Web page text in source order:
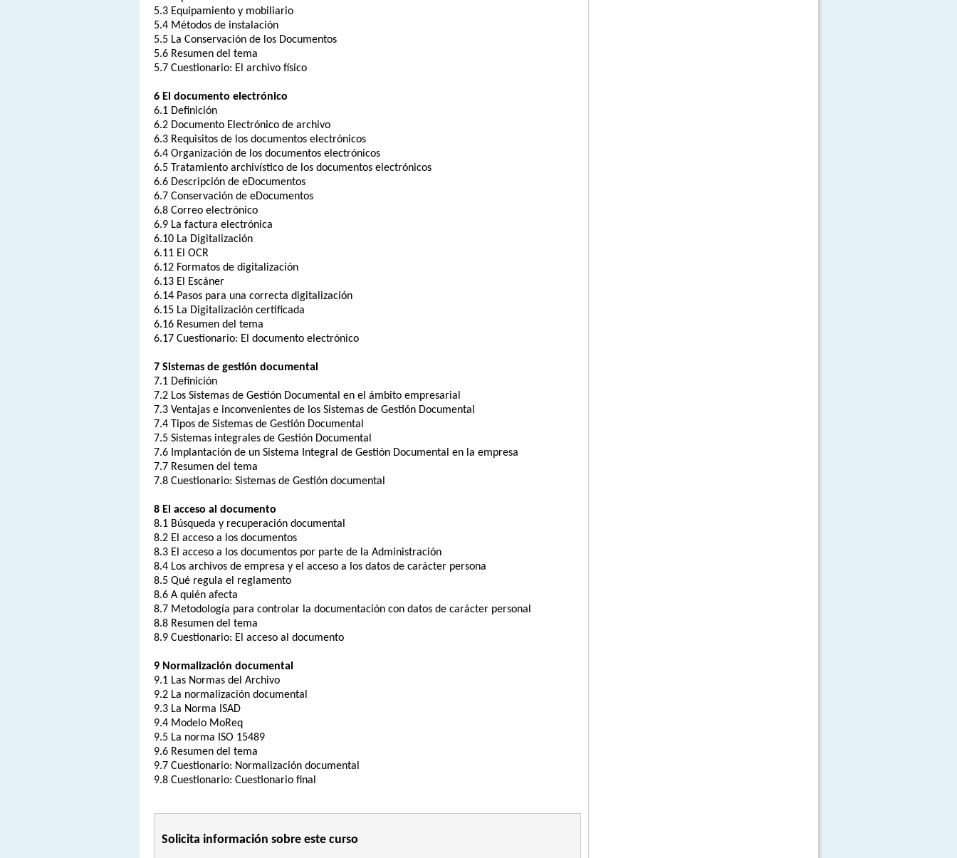
5.3 Equipamiento y mobiliario
5.4 Métodos de instalación
5.5 La Conservación de los Documentos
5.6 Resumen del tema
5.7 Cuestionario: El archivo físico
6 El documento electrónico
6.1 Definición
6.2 Documento Electrónico de archivo
6.3 Requisitos de los documentos electrónicos
6.4 Organización de los documentos electrónicos
6.5 Tratamiento archivístico de los documentos electrónicos
6.6 Descripción de eDocumentos
6.7 Conservación de eDocumentos
6.8 Correo electrónico
6.9 La factura electrónica
6.10 La Digitalización
6.11 El OCR
6.12 Formatos de digitalización
6.13 El Escáner
6.14 Pasos para una correcta digitalización
6.15 La Digitalización certificada
6.16 Resumen del tema
6.17 Cuestionario: El documento electrónico
7 Sistemas de gestión documental
7.1 Definición
7.2 Los Sistemas de Gestión Documental en el ámbito empresarial
7.3 Ventajas e inconvenientes de los Sistemas de Gestión Documental
7.4 Tipos de Sistemas de Gestión Documental
7.5 Sistemas integrales de Gestión Documental
7.6 Implantación de un Sistema Integral de Gestión Documental en la empresa
7.7 Resumen del tema
7.8 Cuestionario: Sistemas de Gestión documental
8 El acceso al documento
8.1 Búsqueda y recuperación documental
8.2 El acceso a los documentos
8.3 El acceso a los documentos por parte de la Administración
8.4 Los archivos de empresa y el acceso a los datos de carácter persona
8.5 Qué regula el reglamento
8.6 A quién afecta
8.7 Metodología para controlar la documentación con datos de carácter personal
8.8 Resumen del tema
8.9 Cuestionario: El acceso al documento
9 Normalización documental
9.1 Las Normas del Archivo
9.2 La normalización documental
9.3 La Norma ISAD
9.4 Modelo MoReq
9.5 La norma ISO 15489
9.6 Resumen del tema
9.7 Cuestionario: Normalización documental
9.8 Cuestionario: Cuestionario final
Solicita información sobre este curso